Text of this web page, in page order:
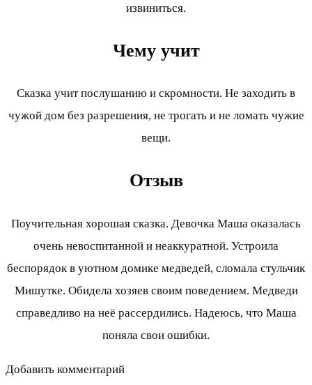
извиниться.
Чему учит
Сказка учит послушанию и скромности. Не заходить в
чужой дом без разрешения, не трогать и не ломать чужие
вещи.
Отзыв
Поучительная хорошая сказка. Девочка Маша оказалась
очень невоспитанной и неаккуратной. Устроила
беспорядок в уютном домике медведей, сломала стульчик
Мишутке. Обидела хозяев своим поведением. Медведи
справедливо на неё рассердились. Надеюсь, что Маша
поняла свои ошибки.
Добавить комментарий